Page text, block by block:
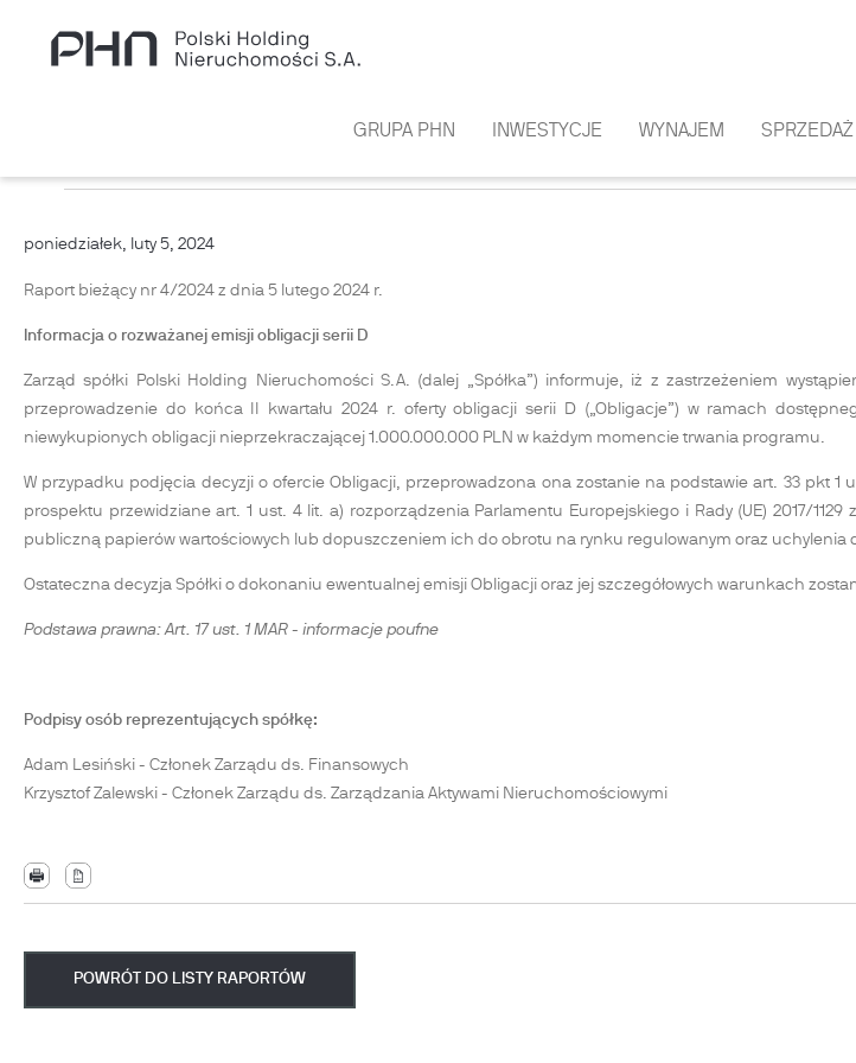
GRUPA PHN INWESTYCJE WYNAJEM SPRZEDAŻ
poniedziałek, luty 5, 2024
Raport bieżący nr 4/2024 z dnia 5 lutego 2024 r.
Informacja o rozważanej emisji obligacji serii D
Zarząd spółki Polski Holding Nieruchomości S.A. (dalej „Spółka”) informuje, iż z zastrzeżeniem
przeprowadzenie do końca II kwartału 2024 r. oferty obligacji serii D („Obligacje”) w ramach
niewykupionych obligacji nieprzekraczającej 1.000.000.000 PLN w każdym momencie trwania programu.
W przypadku podjęcia decyzji o ofercie Obligacji, przeprowadzona ona zostanie na podstawie art. 33 pkt
prospektu przewidziane art. 1 ust. 4 lit. a) rozporządzenia Parlamentu Europejskiego i Rady (UE) 2017/
publiczną papierów wartościowych lub dopuszczeniem ich do obrotu na rynku regulowanym oraz uchylenia
Ostateczna decyzja Spółki o dokonaniu ewentualnej emisji Obligacji oraz jej szczegółowych warunkach
Podstawa prawna: Art. 17 ust. 1 MAR - informacje poufne
Podpisy osób reprezentujących spółkę:
Adam Lesiński - Członek Zarządu ds. Finansowych
Krzysztof Zalewski - Członek Zarządu ds. Zarządzania Aktywami Nieruchomościowymi
POWRÓT DO LISTY RAPORTÓW